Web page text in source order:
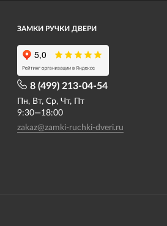
ЗАМКИ РУЧКИ ДВЕРИ
8 (499) 213-04-54​
Пн, Вт, Ср, Чт, Пт
9:30—18:00
zakaz@zamki-ruchki-dveri.ru